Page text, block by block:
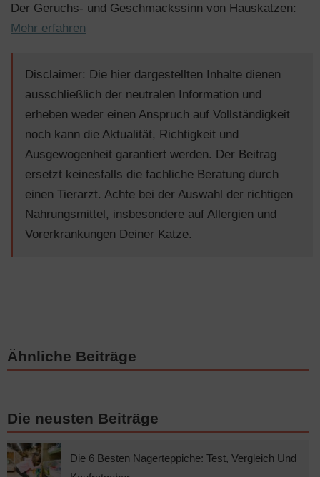
Der Geruchs- und Geschmackssinn von Hauskatzen:
Mehr erfahren
Disclaimer: Die hier dargestellten Inhalte dienen
ausschließlich der neutralen Information und
erheben weder einen Anspruch auf Vollständigkeit
noch kann die Aktualität, Richtigkeit und
Ausgewogenheit garantiert werden. Der Beitrag
ersetzt keinesfalls die fachliche Beratung durch
einen Tierarzt. Achte bei der Auswahl der richtigen
Nahrungsmittel, insbesondere auf Allergien und
Vorerkrankungen Deiner Katze.
Ähnliche Beiträge
Die neusten Beiträge
Die 6 Besten Nagerteppiche: Test, Vergleich Und